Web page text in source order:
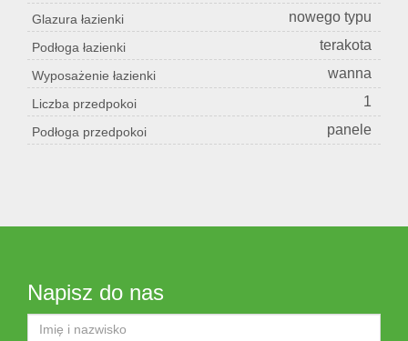
Glazura łazienki nowego typu
Podłoga łazienki terakota
Wyposażenie łazienki wanna
Liczba przedpokoi 1
Podłoga przedpokoi panele
Napisz do nas